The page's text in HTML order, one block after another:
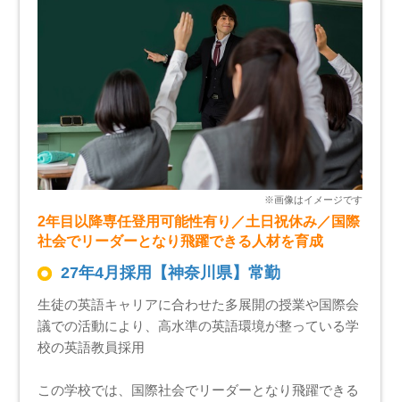
2年目以降専任登用可能性有り／土日祝休み／国際
社会でリーダーとなり飛躍できる人材を育成
27年4月採用【神奈川県】常勤
生徒の英語キャリアに合わせた多展開の授業や国際会
議での活動により、高水準の英語環境が整っている学
校の英語教員採用
この学校では、国際社会でリーダーとなり飛躍できる